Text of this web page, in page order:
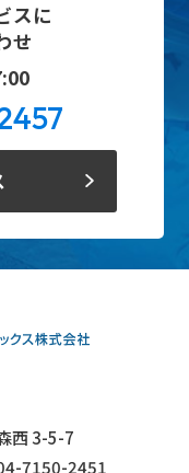
スに
せ
西 3-5-7
7150-2451